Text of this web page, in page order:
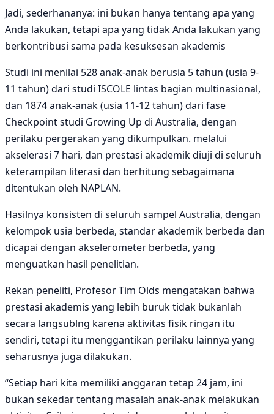
Jadi, sederhananya: ini bukan hanya tentang apa yang
Anda lakukan, tetapi apa yang tidak Anda lakukan yang
berkontribusi sama pada kesuksesan akademis
Studi ini menilai 528 anak-anak berusia 5 tahun (usia 9-
11 tahun) dari studi ISCOLE lintas bagian multinasional,
dan 1874 anak-anak (usia 11-12 tahun) dari fase
Checkpoint studi Growing Up di Australia, dengan
perilaku pergerakan yang dikumpulkan. melalui
akselerasi 7 hari, dan prestasi akademik diuji di seluruh
keterampilan literasi dan berhitung sebagaimana
ditentukan oleh NAPLAN.
Hasilnya konsisten di seluruh sampel Australia, dengan
kelompok usia berbeda, standar akademik berbeda dan
dicapai dengan akselerometer berbeda, yang
menguatkan hasil penelitian.
Rekan peneliti, Profesor Tim Olds mengatakan bahwa
prestasi akademis yang lebih buruk tidak bukanlah
secara langsublng karena aktivitas fisik ringan itu
sendiri, tetapi itu menggantikan perilaku lainnya yang
seharusnya juga dilakukan.
“Setiap hari kita memiliki anggaran tetap 24 jam, ini
bukan sekedar tentang masalah anak-anak melakukan